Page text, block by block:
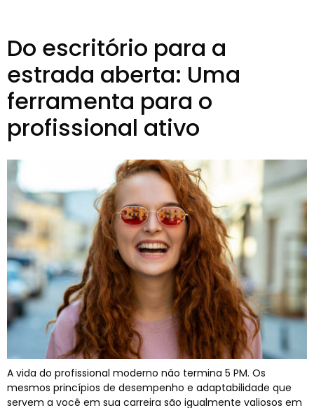
Do escritório para a
estrada aberta: Uma
ferramenta para o
profissional ativo
A vida do profissional moderno não termina 5 PM. Os
mesmos princípios de desempenho e adaptabilidade que
servem a você em sua carreira são igualmente valiosos em